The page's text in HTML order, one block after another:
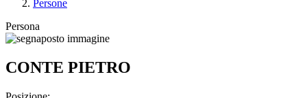
Persone
Persona
CONTE PIETRO